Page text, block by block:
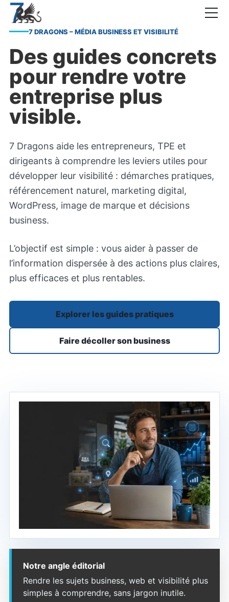
7 DRAGONS – MÉDIA BUSINESS ET VISIBILITÉ
Des guides concrets
pour rendre votre
entreprise plus
visible.
7 Dragons aide les entrepreneurs, TPE et
dirigeants à comprendre les leviers utiles pour
développer leur visibilité : démarches pratiques,
référencement naturel, marketing digital,
WordPress, image de marque et décisions
business.
L’objectif est simple : vous aider à passer de
l’information dispersée à des actions plus claires,
plus efficaces et plus rentables.
Explorer les guides pratiques
Faire décoller son business
Notre angle éditorial
Rendre les sujets business, web et visibilité plus
simples à comprendre, sans jargon inutile.
Guides
Blog
Interviews
CONTACT
Élément
de
Élément
de